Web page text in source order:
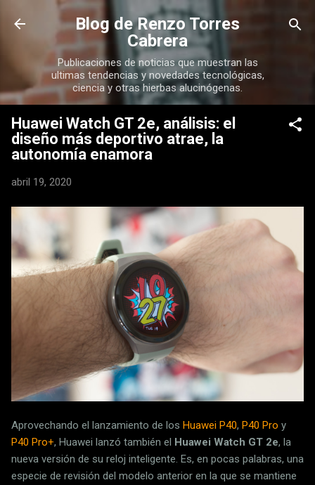
Ir al contenido principal
Blog de Renzo Torres
Cabrera
Publicaciones de noticias que muestran las
ultimas tendencias y novedades tecnológicas,
ciencia y otras hierbas alucinógenas.
Huawei Watch GT 2e, análisis: el
diseño más deportivo atrae, la
autonomía enamora
abril 19, 2020
Aprovechando el lanzamiento de los Huawei P40, P40 Pro y
P40 Pro+, Huawei lanzó también el Huawei Watch GT 2e, la
nueva versión de su reloj inteligente. Es, en pocas palabras, una
especie de revisión del modelo anterior en la que se mantiene